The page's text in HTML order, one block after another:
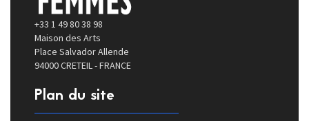
+33 1 49 80 38 98
Maison des Arts
Place Salvador Allende
94000 CRETEIL - FRANCE
Plan du site